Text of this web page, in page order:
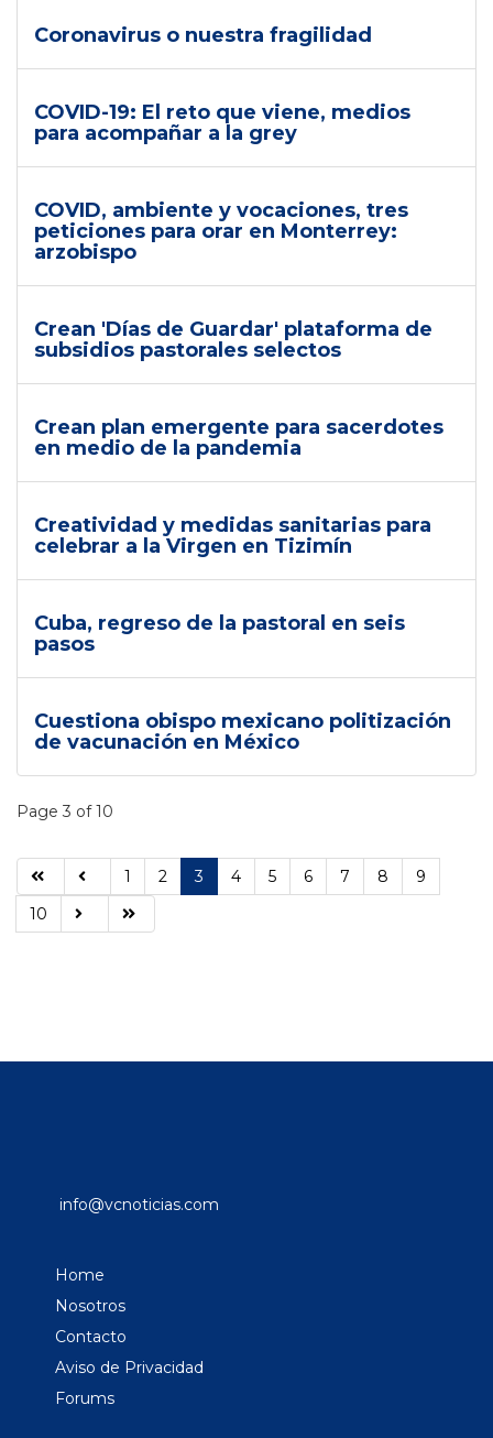
Coronavirus o nuestra fragilidad
COVID-19: El reto que viene, medios
para acompañar a la grey
COVID, ambiente y vocaciones, tres
peticiones para orar en Monterrey:
arzobispo
Crean 'Días de Guardar' plataforma de
subsidios pastorales selectos
Crean plan emergente para sacerdotes
en medio de la pandemia
Creatividad y medidas sanitarias para
celebrar a la Virgen en Tizimín
Cuba, regreso de la pastoral en seis
pasos
Cuestiona obispo mexicano politización
de vacunación en México
Page 3 of 10
1 2 3 4 5 6 7 8
9
10
info@vcnoticias.com
Home
Nosotros
Contacto
Aviso de Privacidad
Forums